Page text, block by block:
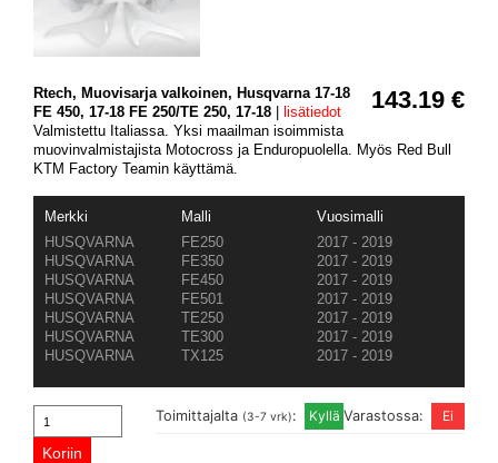
143.19 €
Rtech, Muovisarja valkoinen, Husqvarna 17-18
FE 450, 17-18 FE 250/TE 250, 17-18
lisätiedot
Valmistettu Italiassa. Yksi maailman isoimmista
muovinvalmistajista Motocross ja Enduropuolella. Myös Red Bull
KTM Factory Teamin käyttämä.
Merkki Malli
Vuosimalli
HUSQVARNA
FE250
2017 - 2019
HUSQVARNA
FE350
2017 - 2019
HUSQVARNA
FE450
2017 - 2019
HUSQVARNA
FE501
2017 - 2019
HUSQVARNA
TE250
2017 - 2019
HUSQVARNA
TE300
2017 - 2019
HUSQVARNA
TX125 2017 - 2019
Varastossa:
Toimittajalta (3-7 vrk):